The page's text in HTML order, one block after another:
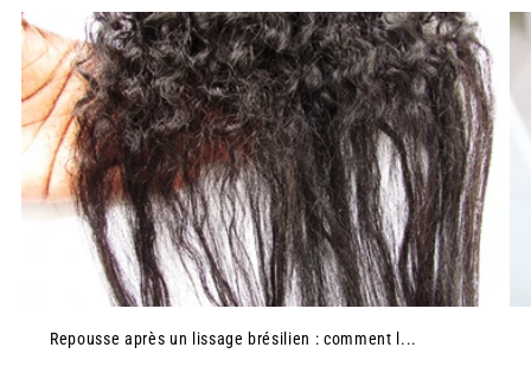
Repousse après un lissage brésilien : comment l...